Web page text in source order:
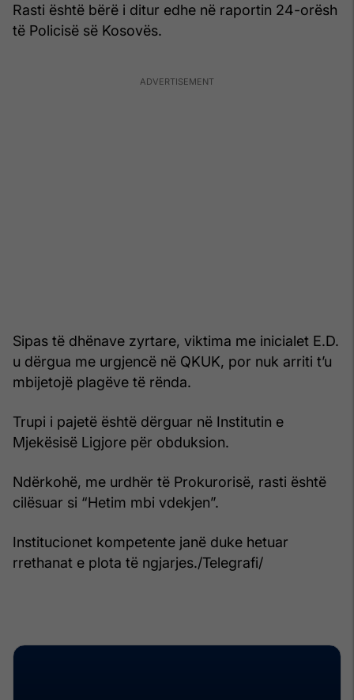
Rasti është bërë i ditur edhe në raportin 24-orësh
të Policisë së Kosovës.
Sipas të dhënave zyrtare, viktima me inicialet E.D.
u dërgua me urgjencë në QKUK, por nuk arriti t’u
mbijetojë plagëve të rënda.
Trupi i pajetë është dërguar në Institutin e
Mjekësisë Ligjore për obduksion.
Ndërkohë, me urdhër të Prokurorisë, rasti është
cilësuar si “Hetim mbi vdekjen”.
Institucionet kompetente janë duke hetuar
rrethanat e plota të ngjarjes./Telegrafi/